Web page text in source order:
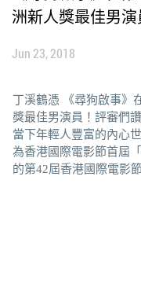
洲新人獎最佳男演
Jun 23, 2018
丁溪鶴憑 《尋狗啟事》
獎最佳男演員！評審們
當下年輕人豐富的內心
為香港國際電影節首屆
的第42屆香港國際電影